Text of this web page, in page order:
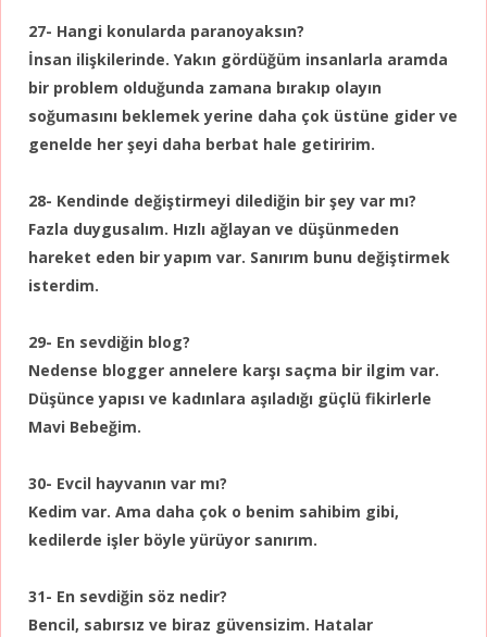
27- Hangi konularda paranoyaksın?
İnsan ilişkilerinde. Yakın gördüğüm insanlarla aramda
bir problem olduğunda zamana bırakıp olayın
soğumasını beklemek yerine daha çok üstüne gider ve
genelde her şeyi daha berbat hale getiririm.
28- Kendinde değiştirmeyi dilediğin bir şey var mı?
Fazla duygusalım. Hızlı ağlayan ve düşünmeden
hareket eden bir yapım var. Sanırım bunu değiştirmek
isterdim.
29- En sevdiğin blog?
Nedense blogger annelere karşı saçma bir ilgim var.
Düşünce yapısı ve kadınlara aşıladığı güçlü fikirlerle
Mavi Bebeğim.
30- Evcil hayvanın var mı?
Kedim var. Ama daha çok o benim sahibim gibi,
kedilerde işler böyle yürüyor sanırım.
31- En sevdiğin söz nedir?
Bencil, sabırsız ve biraz güvensizim. Hatalar